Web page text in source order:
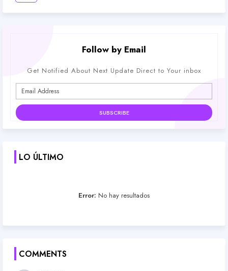
Follow by Email
Get Notified About Next Update Direct to Your inbox
LO ÚLTIMO
Error: No hay resultados
COMMENTS